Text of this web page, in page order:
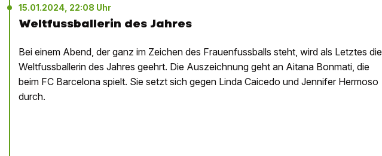
15.01.2024, 22:08 Uhr
Weltfussballerin des Jahres
Bei einem Abend, der ganz im Zeichen des Frauenfussballs steht, wird als Letztes die
Weltfussballerin des Jahres geehrt. Die Auszeichnung geht an Aitana Bonmati, die
beim FC Barcelona spielt. Sie setzt sich gegen Linda Caicedo und Jennifer Hermoso
durch.